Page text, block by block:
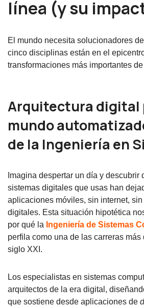
línea (y su
El mundo necesita solucionadores
cinco disciplinas están en el
transformaciones más importantes
Arquitectura digital
mundo
de la Ingeniería en
Imagina despertar un día y descubrir
sistemas digitales que usas han
aplicaciones móviles, sin internet,
digitales. Esta situación hipotética
por qué la Ingeniería de Sistemas
perfila como una de las carreras más
siglo XXI.
Los especialistas en sistemas
arquitectos de la era digital,
que sostiene desde aplicaciones de